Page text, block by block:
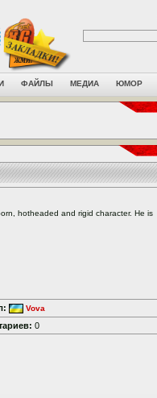
ФАЙЛЫ МЕДИА ЮМОР
hotheaded and rigid character. He is
Vova
0